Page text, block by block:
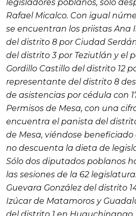
legisladores poblanos, sólo
Rafael Micalco. Con igual
se encuentran los priistas Ana
del distrito 8 por Ciudad
del distrito 3 por Teziutlán y el
Gordillo Castillo del distrito 12
representante del distrito 8
de asistencias por cédula con
Permisos de Mesa, con una
encuentra el panista del
de Mesa, viéndose
no descuenta la dieta de
Sólo dos diputados poblanos
las sesiones de la 62
Guevara González del distrito
Izúcar de Matamoros y